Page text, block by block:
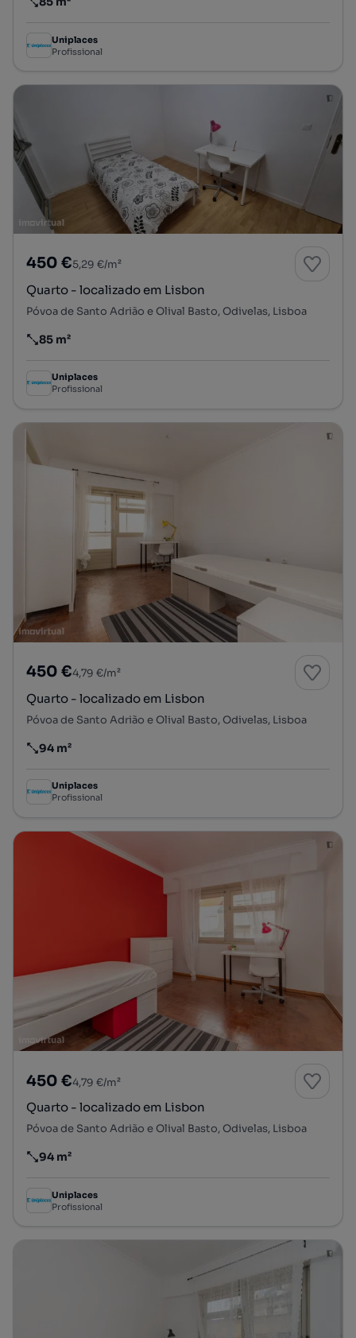
Preço por metro quadrado
Uniplaces
Profissional
450 €5,29 €/m²
Quarto - localizado em Lisbon
Póvoa de Santo Adrião e Olival Basto, Odivelas, Lisboa
Preço por metro quadrado
85 m²
Uniplaces
Profissional
450 €4,79 €/m²
Quarto - localizado em Lisbon
Póvoa de Santo Adrião e Olival Basto, Odivelas, Lisboa
Preço por metro quadrado
94 m²
Uniplaces
Profissional
450 €4,79 €/m²
Quarto - localizado em Lisbon
Póvoa de Santo Adrião e Olival Basto, Odivelas, Lisboa
Preço por metro quadrado
94 m²
Uniplaces
Profissional